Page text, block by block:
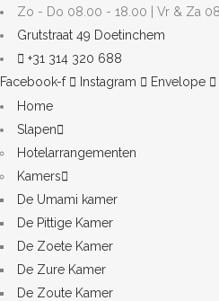
Zo - Do 08.00 - 18.00 | Vr & Za
Grutstraat 49 Doetinchem
+31 314 320 688
Facebook-f
Instagram
Envelope
Home
Slapen
Hotelarrangementen
Kamers
De Umami kamer
De Pittige Kamer
De Zoete Kamer
De Zure Kamer
De Zoute Kamer